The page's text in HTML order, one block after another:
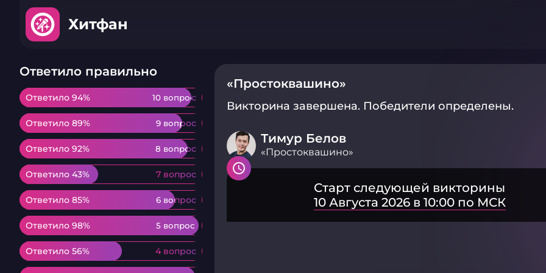
Хитфан
Ответило правильно
Ответило 94% 10 вопрос
Ответило 94% 10 вопрос
Ответило 89% 9 вопрос
Ответило 89% 9 вопрос
Ответило 92% 8 вопрос
Ответило 92% 8 вопрос
Ответило 43% 7 вопрос
Ответило 43% 7 вопрос
Ответило 85% 6 вопрос
Ответило 85% 6 вопрос
Ответило 98% 5 вопрос
Ответило 98% 5 вопрос
Ответило 56% 4 вопрос
Ответило 56% 4 вопрос
«Простоквашино»
Викторина завершена. Победители определены.
Тимур Белов
«Простоквашино»
Старт следующей викторины
10 Августа 2026 в 10:00 по МСК